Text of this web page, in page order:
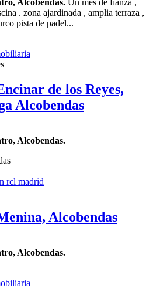
Alcobendas. Un mes de fianza ,
. zona ajardinada , amplia terraza ,
pista de padel...
de los Reyes,
Alcobendas
Alcobendas.
Alcobendas
Alcobendas.